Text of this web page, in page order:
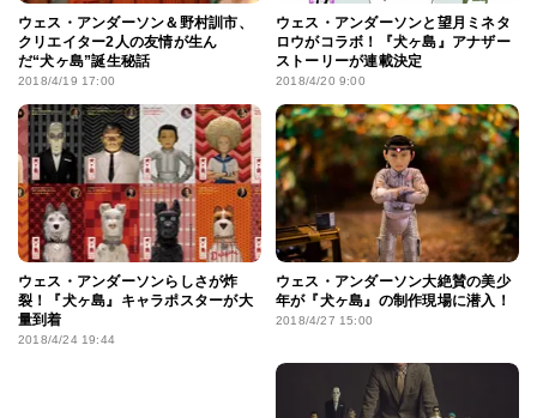
ウェス・アンダーソン＆野村訓市、
クリエイター2人の友情が生ん
だ“犬ヶ島”誕生秘話
2018/4/19 17:00
ウェス・アンダーソンと望月ミネタ
ロウがコラボ！『犬ヶ島』アナザー
ストーリーが連載決定
2018/4/20 9:00
ウェス・アンダーソンらしさが炸
裂！『犬ヶ島』キャラポスターが大
量到着
2018/4/24 19:44
ウェス・アンダーソン大絶賛の美少
年が『犬ヶ島』の制作現場に潜入！
2018/4/27 15:00